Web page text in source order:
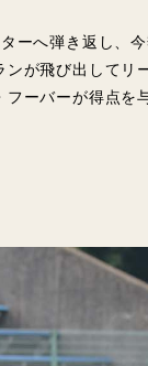
ーへ弾き返し、
が飛び出してリ
ーバーが得点を